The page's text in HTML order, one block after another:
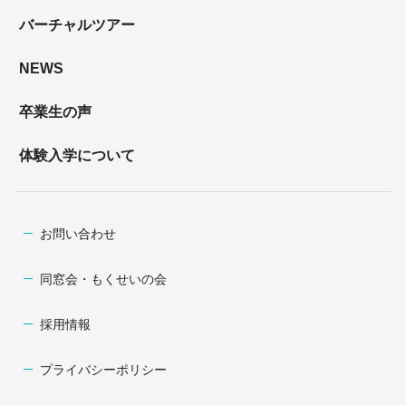
バーチャルツアー
NEWS
卒業生の声
体験入学について
お問い合わせ
同窓会・もくせいの会
採用情報
プライバシーポリシー